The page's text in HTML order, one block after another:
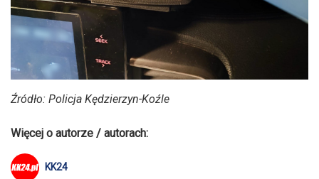
Źródło: Policja Kędzierzyn-Koźle
Więcej o autorze / autorach:
KK24